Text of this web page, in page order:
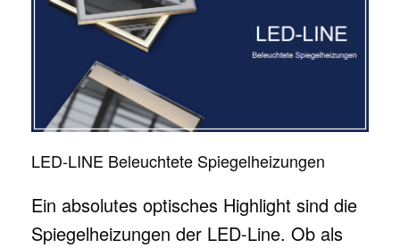
LED-LINE Beleuchtete Spiegelheizungen
Ein absolutes optisches Highlight sind die
Spiegelheizungen der LED-Line. Ob als